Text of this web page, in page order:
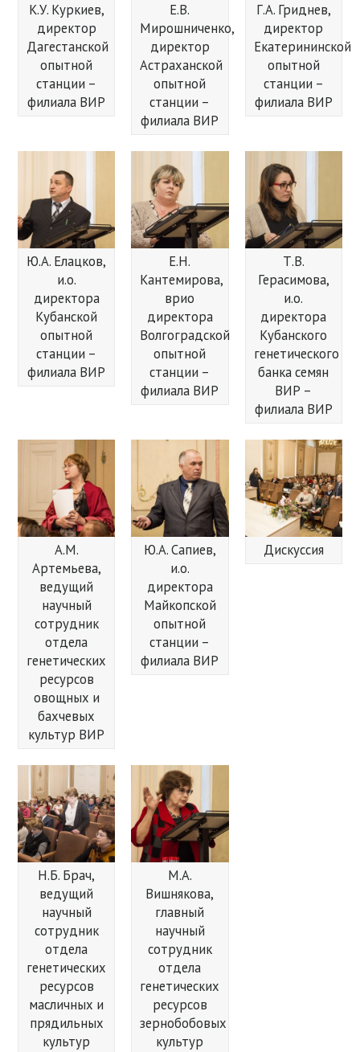
К.У. Куркиев,
директор
Дагестанской
опытной
станции –
филиала ВИР
Е.В.
Мирошниченко,
директор
Астраханской
опытной
станции –
филиала ВИР
Г.А. Гриднев,
директор
Екатерининской
опытной
станции –
филиала ВИР
Ю.А. Елацков,
и.о.
директора
Кубанской
опытной
станции –
филиала ВИР
Е.Н.
Кантемирова,
врио
директора
Волгоградской
опытной
станции –
филиала ВИР
Т.В.
Герасимова,
и.о.
директора
Кубанского
генетического
банка семян
ВИР –
филиала ВИР
А.М.
Артемьева,
ведущий
научный
сотрудник
отдела
генетических
ресурсов
овощных и
бахчевых
культур ВИР
Ю.А. Сапиев,
и.о.
директора
Майкопской
опытной
станции –
филиала ВИР
Дискуссия
Н.Б. Брач,
ведущий
научный
сотрудник
отдела
генетических
ресурсов
масличных и
прядильных
культур
М.А.
Вишнякова,
главный
научный
сотрудник
отдела
генетических
ресурсов
зернобобовых
культур